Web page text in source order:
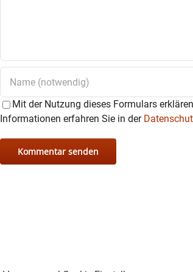
Mit der Nutzung dieses Formulars
Informationen erfahren Sie in der